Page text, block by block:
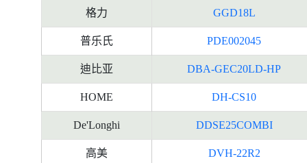
格力 GGD18L
普乐氏 PDE002045
迪比亚 DBA-GEC20LD-HP
HOME DH-CS10
De'Longhi DDSE25COMBI
高美 DVH-22R2